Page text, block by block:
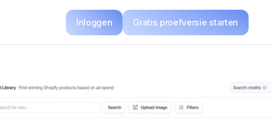
Inloggen Gratis proefversie starten